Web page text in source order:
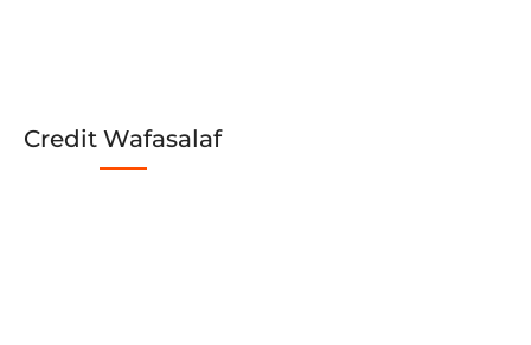
Credit Wafasalaf